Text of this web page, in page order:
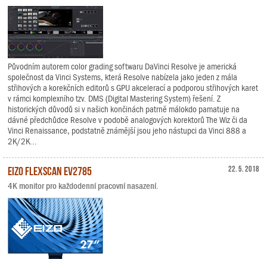
Původním autorem color grading softwaru DaVinci Resolve je americká
společnost da Vinci Systems, která Resolve nabízela jako jeden z mála
střihových a korekčních editorů s GPU akcelerací a podporou střihových karet
v rámci komplexního tzv. DMS (Digital Mastering System) řešení. Z
historických důvodů si v našich končinách patrně málokdo pamatuje na
dávné předchůdce Resolve v podobě analogových korektorů The Wiz či da
Vinci Renaissance, podstatně známější jsou jeho nástupci da Vinci 888 a
2K/2K...
22. 5. 2018
EIZO FlexScan EV2785
4K monitor pro každodenní pracovní nasazení.